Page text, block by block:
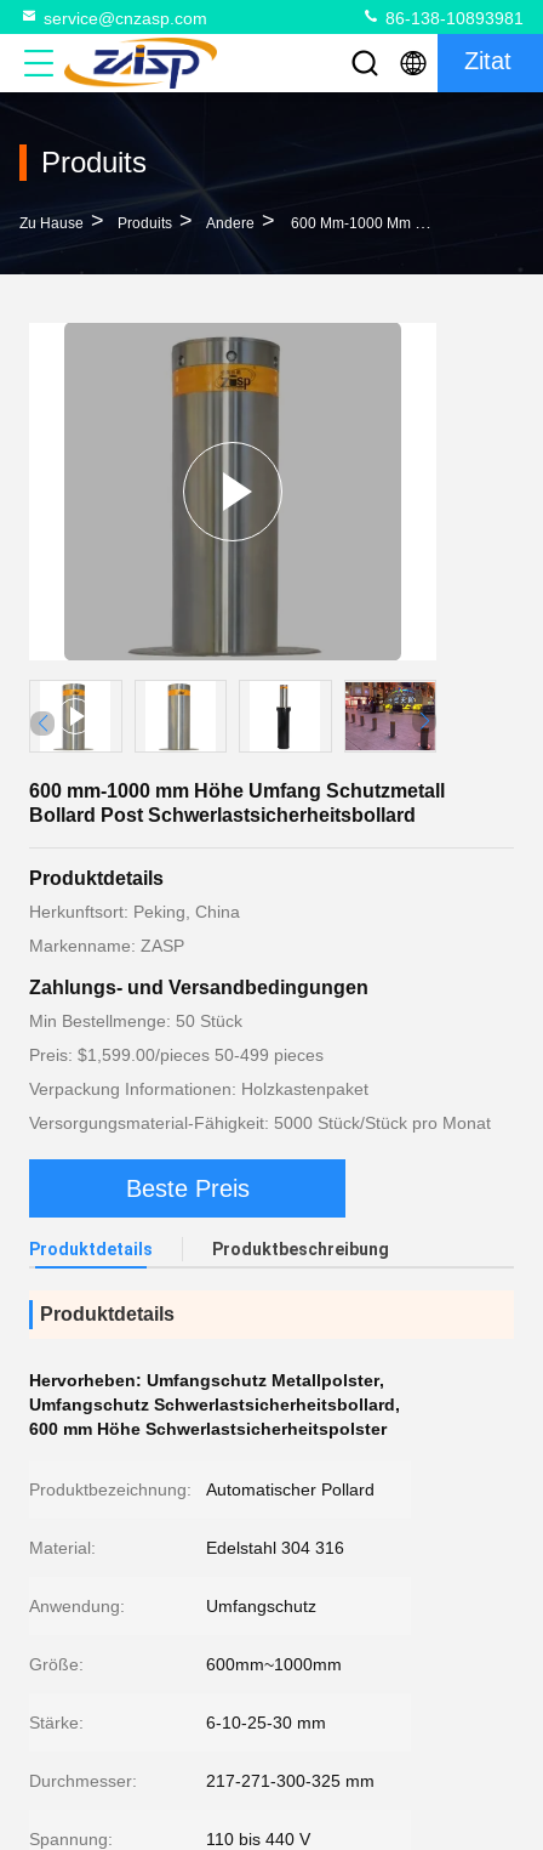
service@cnzasp.com 86-138-10893981
Zitat
Produits
Zu Hause > Produits > Andere > 600 Mm-1000 Mm Höhe Umfang Schutzmetall Bollard Post Schwerlastsicherheitsbollard
600 mm-1000 mm Höhe Umfang Schutzmetall
Bollard Post Schwerlastsicherheitsbollard
Produktdetails
Herkunftsort: Peking, China
Markenname: ZASP
Zahlungs- und Versandbedingungen
Min Bestellmenge: 50 Stück
Preis: $1,599.00/pieces 50-499 pieces
Verpackung Informationen: Holzkastenpaket
Versorgungsmaterial-Fähigkeit: 5000 Stück/Stück pro Monat
Beste Preis
Produktdetails Produktbeschreibung
Produktdetails
Hervorheben: Umfangschutz Metallpolster,
Umfangschutz Schwerlastsicherheitsbollard,
600 mm Höhe Schwerlastsicherheitspolster
Produktbezeichnung: Automatischer Pollard
Material: Edelstahl 304 316
Anwendung: Umfangschutz
Größe: 600mm~1000mm
Stärke: 6-10-25-30 mm
Durchmesser: 217-271-300-325 mm
Spannung: 110 bis 440 V